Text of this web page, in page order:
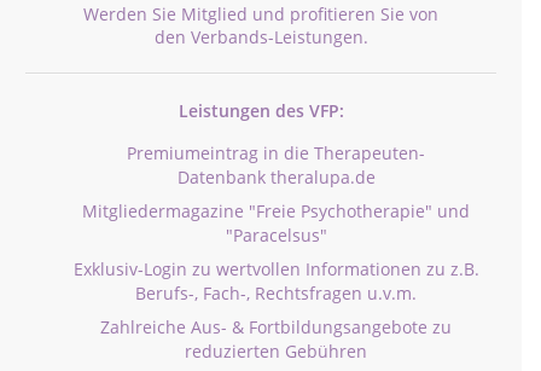
Werden Sie Mitglied und profitieren Sie von
den Verbands-Leistungen.
Leistungen des VFP:
Premiumeintrag in die Therapeuten-
Datenbank theralupa.de
Mitgliedermagazine "Freie Psychotherapie" und
"Paracelsus"
Exklusiv-Login zu wertvollen Informationen zu z.B.
Berufs-, Fach-, Rechtsfragen u.v.m.
Zahlreiche Aus- & Fortbildungsangebote zu
reduzierten Gebühren